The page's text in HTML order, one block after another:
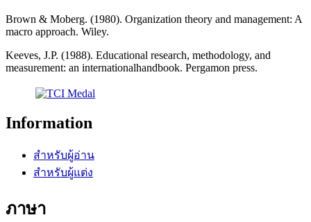
Brown & Moberg. (1980). Organization theory and management: A
macro approach. Wiley.
Keeves, J.P. (1988). Educational research, methodology, and
measurement: an internationalhandbook. Pergamon press.
Information
สำหรับผู้อ่าน
สำหรับผู้แต่ง
ภาษา